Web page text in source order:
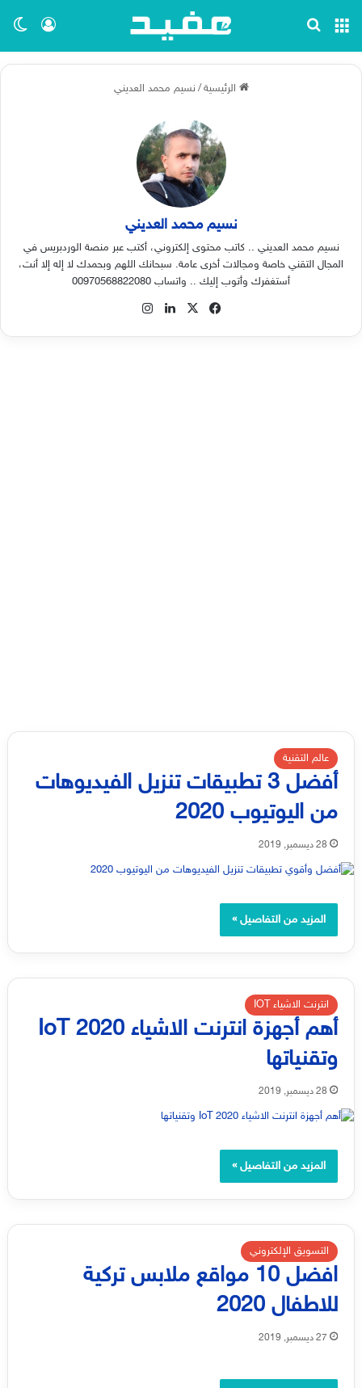
تسجيل القائمة
الرئيسية / نسيم محمد العديني
نسيم محمد العديني
نسيم محمد العديني .. كاتب محتوى إلكتروني، أكتب عبر منصة الوردبريس في
المجال التقني خاصة ومجالات أخرى عامة. سبحانك اللهم وبحمدك لا إله إلا أنت،
أستغفرك وأتوب إليك .. واتساب 00970568822080
فيسبوك
‫X لينكدإن
عالم التقنية
أفضل 3 تطبيقات تنزيل الفيديوهات
من اليوتيوب 2020
28 ديسمبر, 2019
المزيد من التفاصيل »
انترنت الاشياء IOT
أهم أجهزة انترنت الاشياء 2020 IoT
وتقنياتها
28 ديسمبر, 2019
المزيد من التفاصيل »
التسويق الإلكتروني
افضل 10 مواقع ملابس تركية
للاطفال 2020
27 ديسمبر, 2019